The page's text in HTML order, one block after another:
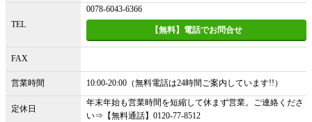
TEL
0078-6043-6366
【無料】電話でお問合せ
FAX
営業時間 10:00-20:00（無料電話は24時間ご案内しています!!）
定休日
年末年始も営業時間を短縮して休まず営業。ご連絡くださ
い⇒【無料通話】0120-77-8512